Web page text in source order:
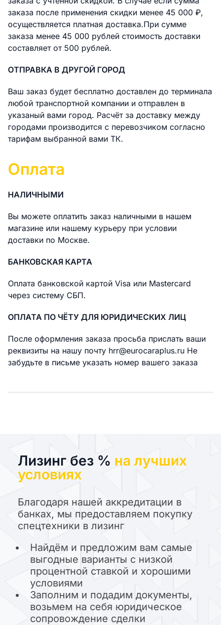
заказа после применения скидки менее 45 000 ₽,
осуществляется платная доставка.При сумме
заказа менее 45 000 рублей стоимость доставки
составляет от 500 рублей.
ОТПРАВКА В ДРУГОЙ ГОРОД
Ваш заказ будет бесплатно доставлен до терминала
любой транспортной компании и отправлен в
указаный вами город. Расчёт за доставку между
городами производится с перевозчиком согласно
тарифам выбранной вами ТК.
Оплата
НАЛИЧНЫМИ
Вы можете оплатить заказ наличными в нашем
магазине или нашему курьеру при условии
доставки по Москве.
БАНКОВСКАЯ КАРТА
Оплата банковской картой Visa или Mastercard
через систему СБП.
ОПЛАТА ПО ЧЁТУ ДЛЯ ЮРИДИЧЕСКИХ ЛИЦ
После оформления заказа просьба прислать ваши
реквизиты на нашу почту hrr@eurocaraplus.ru Не
забудьте в письме указать номер вашего заказа
Лизинг без % на лучших
условиях
Благодаря нашей аккредитации в
банках, мы предоставляем покупку
спецтехники в лизинг
Найдём и предложим вам самые
выгодные варианты с низкой
процентной ставкой и хорошими
условиями
Заполним и подадим документы,
возьмем на себя юридическое
сопровождение сделки